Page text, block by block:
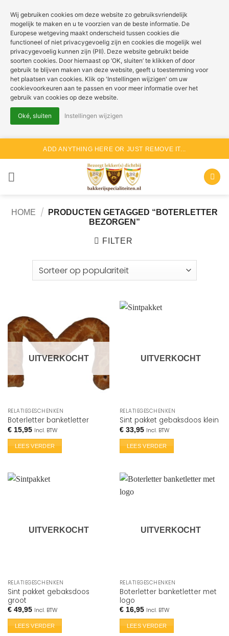
naar
inhoud
ADD ANYTHING HERE OR JUST REMOVE IT...
HOME /
PRODUCTEN GETAGGED “BOTERLETTER
BEZORGEN”
FILTER
UITVERKOCHT
RELATIEGESCHENKEN
Boterletter banketletter
€15,95 Incl. BTW
LEES VERDER
UITVERKOCHT
RELATIEGESCHENKEN
Sint pakket gebaksdoos klein
€33,95 Incl. BTW
LEES VERDER
UITVERKOCHT
RELATIEGESCHENKEN
Sint pakket gebaksdoos
groot
€49,95 Incl. BTW
LEES VERDER
UITVERKOCHT
RELATIEGESCHENKEN
Boterletter banketletter met
logo
€16,95 Incl. BTW
LEES VERDER
Wij gebruiken cookies om deze website zo gebruiksvriendelijk
mogelijk te maken en u te voorzien van de beste informatie. De
Europese wetgeving maakt onderscheid tussen cookies die
functioneel of niet privacygevoelig zijn en cookies die mogelijk wel
privacygevoelig kunnen zijn (PII). Deze website gebruikt beide
soorten cookies. Door hiernaast op ‘OK, sluiten’ te klikken of door
gebruik te blijven maken van deze website, geeft u toestemming voor
het plaatsen van cookies. Klik op 'Instellingen wijzigen' om uw
cookievoorkeuren aan te passen en voor meer informatie over het
gebruik van cookies op deze website.
Oké, sluiten Instellingen wijzigen